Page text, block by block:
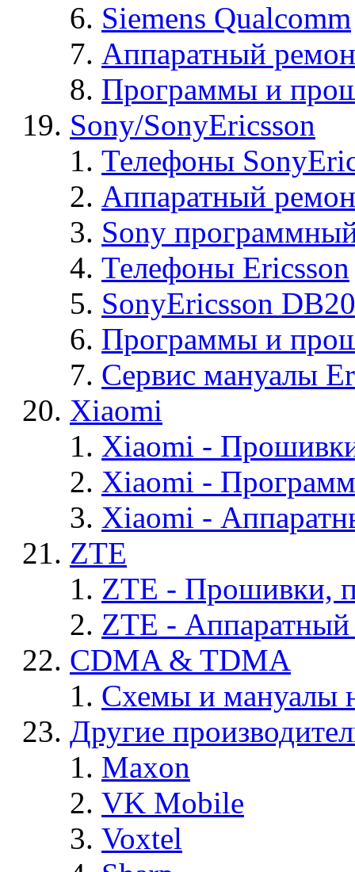
Siemens Qualcomm
Аппаратный
Программы и
Sony/SonyEricsson
Телефоны
Аппаратный
Sony
Телефоны Ericsson
SonyEricsson
Программы и
Сервис мануалы
Xiaomi
Xiaomi -
Xiaomi -
Xiaomi -
ZTE
ZTE - Прошивки,
ZTE -
CDMA & TDMA
Схемы и мануалы
Другие
Maxon
VK Mobile
Voxtel